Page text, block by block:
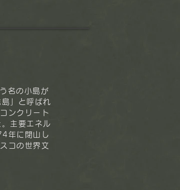
名の小島が
」と呼ばれ
ンクリート
主要エネル
年に閉山し
コの世界文